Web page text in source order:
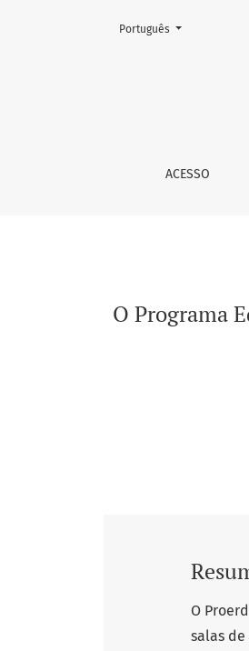
O Programa
ACESSO
Mudar o idioma. O atual é:
Português
O Programa
O
salas